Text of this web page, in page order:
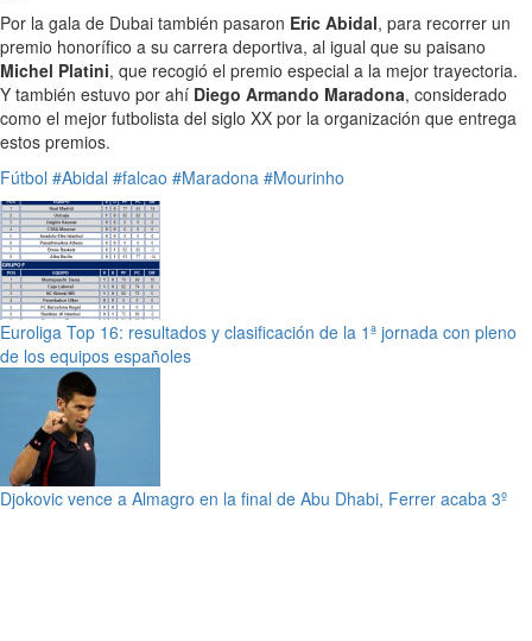
Por la gala de Dubai también pasaron Eric Abidal, para recorrer un
premio honorífico a su carrera deportiva, al igual que su paisano
Michel Platini, que recogió el premio especial a la mejor trayectoria.
Y también estuvo por ahí Diego Armando Maradona, considerado
como el mejor futbolista del siglo XX por la organización que entrega
estos premios.
Fútbol #Abidal #falcao #Maradona #Mourinho
Euroliga Top 16: resultados y clasificación de la 1ª jornada con pleno
de los equipos españoles
Djokovic vence a Almagro en la final de Abu Dhabi, Ferrer acaba 3º